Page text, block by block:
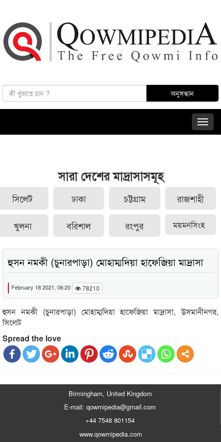
সারা দেশের মাদ্রাসাসমূহ
সিলেট ঢাকা চট্টগ্রাম রাজশাহী
খুলনা বরিশাল রংপুর ময়মনসিংহ
হুসন নমকী (চুনারপাড়া) মোহাম্মদিয়া হাফেজিয়া মাদ্রাসা
February 18 2021, 06:20 78210
হুসন নমকী (চুনারপাড়া) মোহাম্মদিয়া হাফেজিয়া মাদ্রাসা, উসমানীনগর,
সিলেট
Spread the love
Birmingham, United Kingdom
E-mail: qowmipedia@gmail.com
+44 7548 801154
www.qowmipedia.com